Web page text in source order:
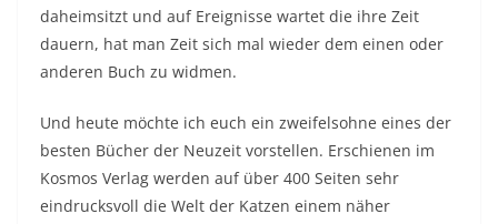
daheimsitzt und auf Ereignisse wartet die ihre Zeit
dauern, hat man Zeit sich mal wieder dem einen oder
anderen Buch zu widmen.
Und heute möchte ich euch ein zweifelsohne eines der
besten Bücher der Neuzeit vorstellen. Erschienen im
Kosmos Verlag werden auf über 400 Seiten sehr
eindrucksvoll die Welt der Katzen einem näher